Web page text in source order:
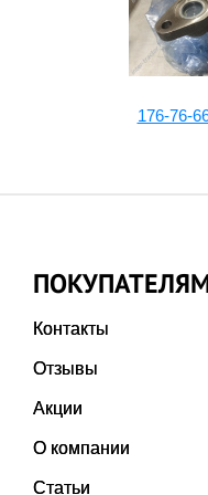
176-76-
Контакты
Отзывы
Акции
О компании
Статьи